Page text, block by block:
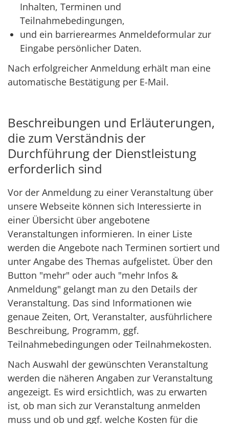
Inhalten, Terminen und
Teilnahmebedingungen,
und ein barrierearmes Anmeldeformular zur
Eingabe persönlicher Daten.
Nach erfolgreicher Anmeldung erhält man eine
automatische Bestätigung per E-Mail.
Beschreibungen und Erläuterungen,
die zum Verständnis der
Durchführung der Dienstleistung
erforderlich sind
Vor der Anmeldung zu einer Veranstaltung über
unsere Webseite können sich Interessierte in
einer Übersicht über angebotene
Veranstaltungen informieren. In einer Liste
werden die Angebote nach Terminen sortiert und
unter Angabe des Themas aufgelistet. Über den
Button "mehr" oder auch "mehr Infos &
Anmeldung" gelangt man zu den Details der
Veranstaltung. Das sind Informationen wie
genaue Zeiten, Ort, Veranstalter, ausführlichere
Beschreibung, Programm, ggf.
Teilnahmebedingungen oder Teilnahmekosten.
Nach Auswahl der gewünschten Veranstaltung
werden die näheren Angaben zur Veranstaltung
angezeigt. Es wird ersichtlich, was zu erwarten
ist, ob man sich zur Veranstaltung anmelden
muss und ob und ggf. welche Kosten für die